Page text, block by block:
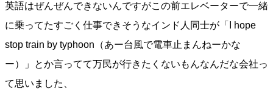
英語はぜんぜんできないんですがこの前エレベーターで一緒
に乗ってたすごく仕事できそうなインド人同士が「I hope
stop train by typhoon（あー台風で電車止まんねーかな
ー）」とか言ってて万民が行きたくないもんなんだな会社っ
て思いました、